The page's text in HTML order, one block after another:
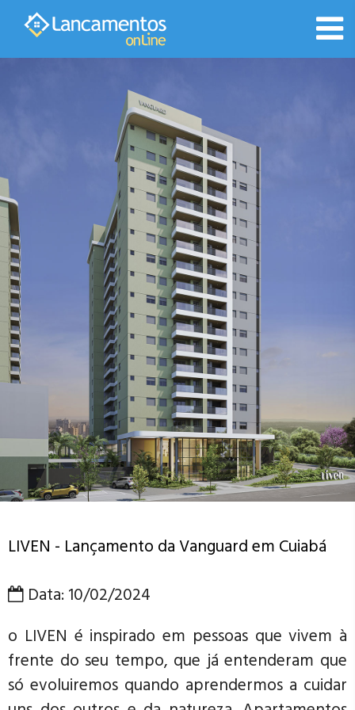
LIVEN - Lançamento da Vanguard em Cuiabá
Data: 10/02/2024
o LIVEN é inspirado em pessoas que vivem à
frente do seu tempo, que já entenderam que
só evoluiremos quando aprendermos a cuidar